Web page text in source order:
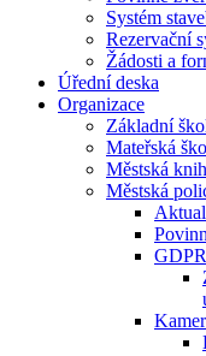
Systém
Rezervační
Žádosti a
Úřední deska
Organizace
Základní
Mateřská
Městská
Městská
GDPR